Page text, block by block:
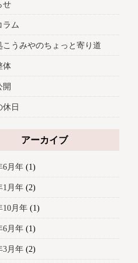
せ
ラム
こうみやのちょっと寄り道
体
開
休日
アーカイブ
6月年(1)
1月年(2)
10月年(1)
6月年(1)
3月年(2)